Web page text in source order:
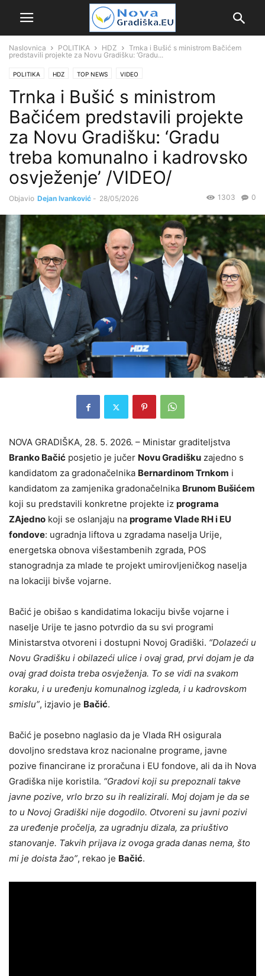
Naslovnica POLITIKA HDZ
Trnka i Bušić s ministrom Bačićem
predstavili projekte za Novu Gradišku: ‘Gradu...
POLITIKA HDZ TOP NEWS VIDEO
Trnka i Bušić s ministrom
Bačićem predstavili projekte
za Novu Gradišku: ‘Gradu
treba komunalno i kadrovsko
osvježenje’ /VIDEO/
Objavio Dejan Ivanković - 28/05/2026 0
1303
NOVA GRADIŠKA, 28. 5. 2026. – Ministar graditeljstva
Branko Bačić posjetio je jučer Novu Gradišku zajedno s
kandidatom za gradonačelnika Bernardinom Trnkom i
kandidatom za zamjenika gradonačelnika Brunom Bušićem
koji su predstavili konkretne projekte iz programa
ZAjedno koji se oslanjaju na programe Vlade RH i EU
fondove: ugradnja liftova u zgradama naselja Urije,
energetska obnova višestambenih zgrada, POS
stanogradnja za mlade te projekt umirovljeničkog naselja
na lokaciji bivše vojarne.
Bačić je obišao s kandidatima lokaciju bivše vojarne i
naselje Urije te jasno potvrdio da su svi programi
Ministarstva otvoreni i dostupni Novoj Gradiški. “Dolazeći u
Novu Gradišku i obilazeći ulice i ovaj grad, prvi dojam je da
ovaj grad doista treba osvježenja. To se vidi na svakom
koraku, i u uređenju komunalnog izgleda, i u kadrovskom
smislu”, izjavio je Bačić.
Bačić je posebno naglasio da je Vlada RH osigurala
dovoljno sredstava kroz nacionalne programe, javne
pozive financirane iz proračuna i EU fondove, ali da ih Nova
Gradiška nije koristila. “Gradovi koji su prepoznali takve
javne pozive, vrlo brzo su ih realizirali. Moj dojam je da se
to u Novoj Gradiški nije dogodilo. Otvoreni su javni pozivi
za uređenje pročelja, za ugradnju dizala, za priuštivo
stanovanje. Takvih prijava iz ovoga grada danas nema, što
mi je doista žao”, rekao je Bačić.